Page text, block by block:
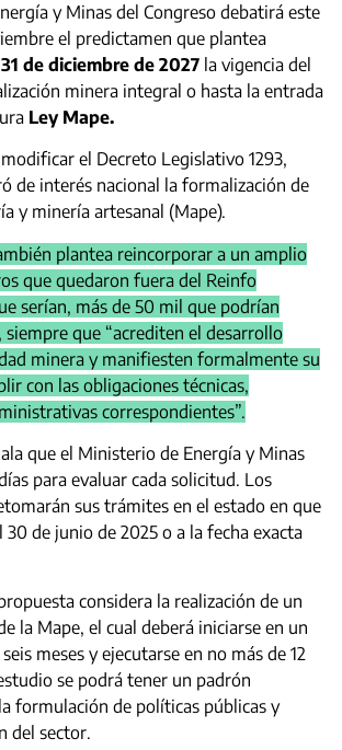
y Minas del Congreso debatirá este
el predictamen que plantea
de diciembre de 2027 la vigencia del
minera integral o hasta la entrada
Ley Mape.
el Decreto Legislativo 1293,
de interés nacional la formalización de
y minería artesanal (Mape).
plantea reincorporar a un amplio
que quedaron fuera del Reinfo
serían, más de 50 mil que podrían
que “acrediten el desarrollo
minera y manifiesten formalmente su
con las obligaciones técnicas,
correspondientes”.
que el Ministerio de Energía y Minas
para evaluar cada solicitud. Los
sus trámites en el estado en que
30 de junio de 2025 o a la fecha exacta
considera la realización de un
la Mape, el cual deberá iniciarse en un
meses y ejecutarse en no más de 12
se podrá tener un padrón
formulación de políticas públicas y
del sector.